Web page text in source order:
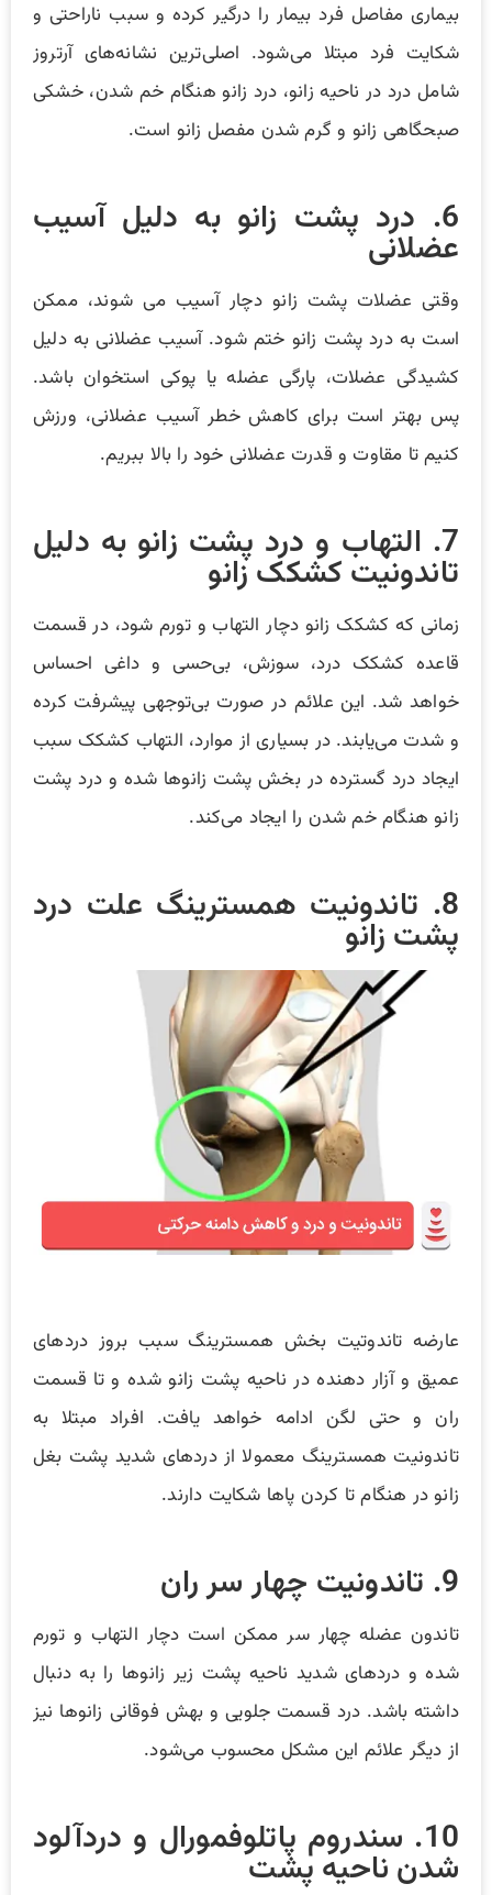
بیماری مفاصل فرد بیمار را درگیر کرده و سبب ناراحتی و
شکایت فرد مبتلا می‌شود. اصلی‌ترین نشانه‌های آرتروز
شامل درد در ناحیه زانو، درد زانو هنگام خم شدن، خشکی
صبحگاهی زانو و گرم شدن مفصل زانو است.
6. درد پشت زانو به دلیل آسیب
عضلانی
وقتی عضلات پشت زانو دچار آسیب می شوند، ممکن
است به درد پشت زانو ختم شود. آسیب عضلانی به دلیل
کشیدگی عضلات، پارگی عضله یا پوکی استخوان باشد.
پس بهتر است برای کاهش خطر آسیب عضلانی، ورزش
کنیم تا مقاوت و قدرت عضلانی خود را بالا ببریم.
7. التهاب و درد پشت زانو به دلیل
تاندونیت کشکک زانو
زمانی که کشکک زانو دچار التهاب و تورم شود، در قسمت
قاعده کشکک درد، سوزش، بی‌حسی و داغی احساس
خواهد شد. این علائم در صورت بی‌توجهی پیشرفت کرده
و شدت می‌یابند‌. در بسیاری از موارد، التهاب کشکک سبب
ایجاد درد گسترده در بخش پشت زانوها شده و درد پشت
زانو هنگام خم شدن را ایجاد می‌کند.
8. تاندونیت همسترینگ علت درد
پشت زانو
عارضه تاندوتیت بخش همسترینگ سبب بروز دردهای
عمیق و آزار دهنده در ناحیه پشت زانو شده و تا قسمت
ران و حتی لگن ادامه خواهد یافت. افراد مبتلا به
تاندونیت همسترینگ معمولا از دردهای شدید پشت بغل
زانو در هنگام تا کردن پاها شکایت دارند.
9. تاندونیت چهار سر ران
تاندون عضله چهار سر ممکن است دچار التهاب و تورم
شده و دردهای شدید ناحیه پشت زیر زانوها را به دنبال
داشته باشد. درد قسمت جلویی و بهش فوقانی زانوها نیز
از دیگر علائم این مشکل محسوب می‌شود.
10. سندروم پاتلوفمورال و دردآلود
شدن ناحیه پشت